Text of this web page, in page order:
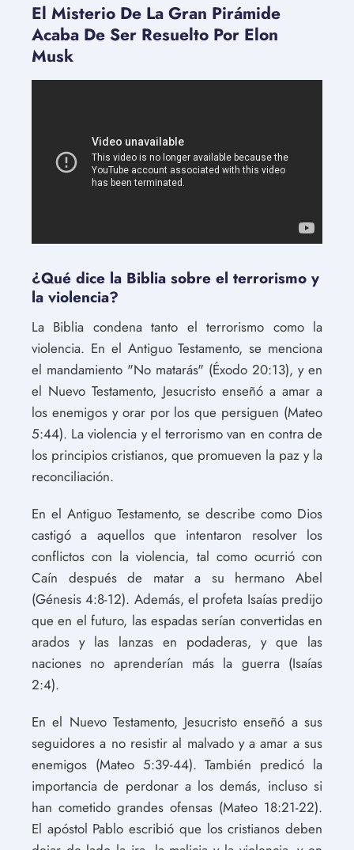
El Misterio De La Gran Pirámide
Acaba De Ser Resuelto Por Elon
Musk
¿Qué dice la Biblia sobre el terrorismo y
la violencia?
La Biblia condena tanto el terrorismo como la
violencia. En el Antiguo Testamento, se menciona
el mandamiento "No matarás" (Éxodo 20:13), y en
el Nuevo Testamento, Jesucristo enseñó a amar a
los enemigos y orar por los que persiguen (Mateo
5:44). La violencia y el terrorismo van en contra de
los principios cristianos, que promueven la paz y la
reconciliación.
En el Antiguo Testamento, se describe como Dios
castigó a aquellos que intentaron resolver los
conflictos con la violencia, tal como ocurrió con
Caín después de matar a su hermano Abel
(Génesis 4:8-12). Además, el profeta Isaías predijo
que en el futuro, las espadas serían convertidas en
arados y las lanzas en podaderas, y que las
naciones no aprenderían más la guerra (Isaías
2:4).
En el Nuevo Testamento, Jesucristo enseñó a sus
seguidores a no resistir al malvado y a amar a sus
enemigos (Mateo 5:39-44). También predicó la
importancia de perdonar a los demás, incluso si
han cometido grandes ofensas (Mateo 18:21-22).
El apóstol Pablo escribió que los cristianos deben